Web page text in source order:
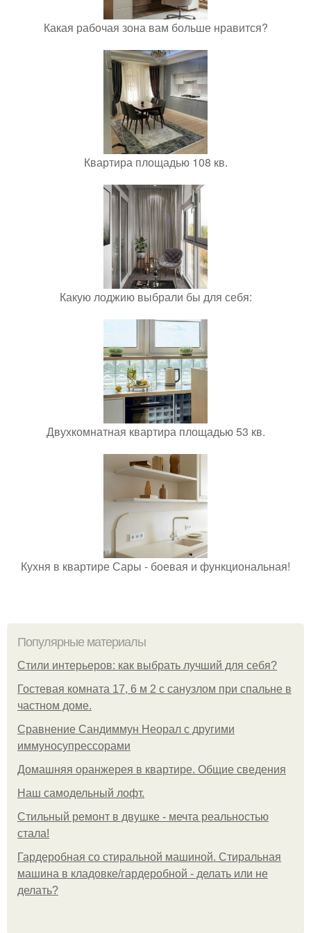
Какая рабочая зона вам больше нравится?
Квартира площадью 108 кв.
Какую лоджию выбрали бы для себя:
Двухкомнатная квартира площадью 53 кв.
Кухня в квартире Сары - боевая и функциональная!
Популярные материалы
Стили интерьеров: как выбрать лучший для себя?
Гостевая комната 17, 6 м 2 с санузлом при спальне в
частном доме.
Сравнение Сандиммун Неорал с другими
иммуносупрессорами
Домашняя оранжерея в квартире. Общие сведения
Наш самодельный лофт.
Стильный ремонт в двушке - мечта реальностью
стала!
Гардеробная со стиральной машиной. Стиральная
машина в кладовке/гардеробной - делать или не
делать?